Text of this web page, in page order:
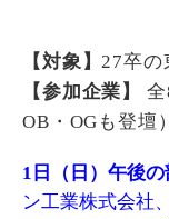
16:15-
【対象】27卒の
【参加企業】
OB・OGも登壇）
1日（日）午後の
ン工業株式会社